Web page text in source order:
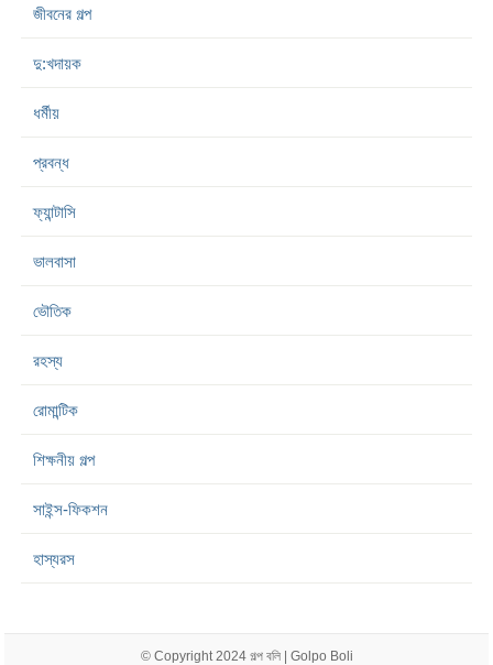
জীবনের গল্প
দু:খদায়ক
ধর্মীয়
প্রবন্ধ
ফ্যান্টাসি
ভালবাসা
ভৌতিক
রহস্য
রোমান্টিক
শিক্ষনীয় গল্প
সাইন্স-ফিকশন
হাস্যরস
© Copyright 2024 গল্প বলি | Golpo Boli